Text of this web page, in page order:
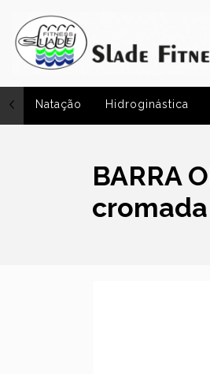
Natação Hidroginástica
BARRA
cromada